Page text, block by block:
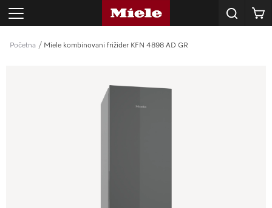
Korpa
Početna Miele kombinovani frižider KFN 4898 AD GR